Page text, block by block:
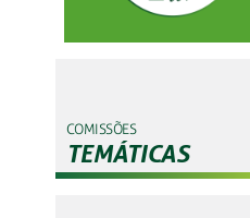
COMISSÕES
TEMÁTICAS